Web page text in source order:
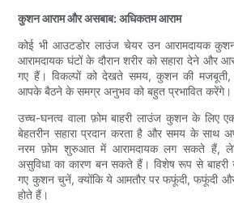
कुशन आराम और असबाब: अधिकतम आराम
कोई भी आउटडोर लाउंज चेयर उन आरामदायक
आरामदायक घंटों के दौरान शरीर को सहारा देने और
गए हैं। विकल्पों को देखते समय, कुशन की मजबूती,
आपके बैठने के समग्र अनुभव को बहुत प्रभावित करेंगे।
उच्च-घनत्व वाला फ़ोम बाहरी लाउंज कुशन के लिए
बेहतरीन सहारा प्रदान करता है और समय के साथ
नरम फ़ोम शुरुआत में आरामदायक लग सकते हैं,
असुविधा का कारण बन सकते हैं। विशेष रूप से बाहरी
गए कुशन चुनें, क्योंकि ये आमतौर पर फफूंदी, फफूंदी और
होते हैं।